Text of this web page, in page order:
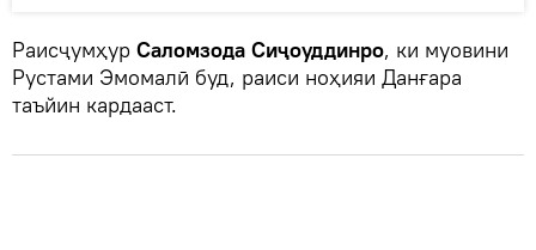
Раисҷумҳур Саломзода Сиҷоуддинро, ки муовини
Рустами Эмомалӣ буд, раиси ноҳияи Данғара
таъйин кардааст.